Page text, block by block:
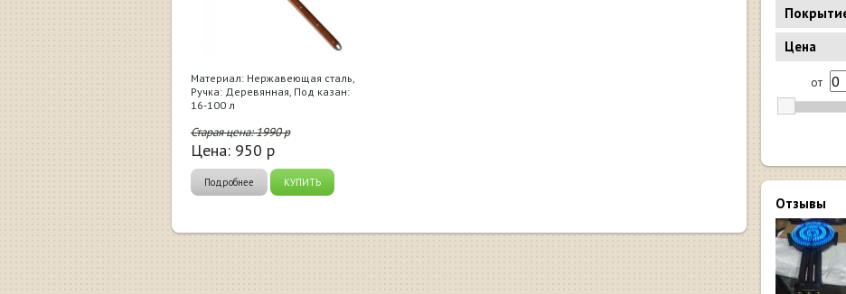
Цена
от
Отзывы
Материал: Нержавеющая сталь,
Ручка: Деревянная, Под казан:
16-100 л
Старая цена:1990р
Цена: 950 р
Подробнее КУПИТЬ